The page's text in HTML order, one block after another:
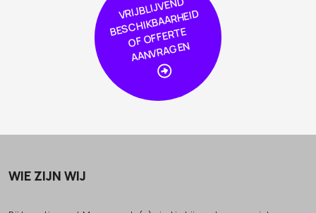
VRIJBLIJVE
N
D
BE
S
C
HIKBAAR
HEI
D
OF
OFFER
TE
AA
NVRA
GE
N
WIE ZIJN WIJ